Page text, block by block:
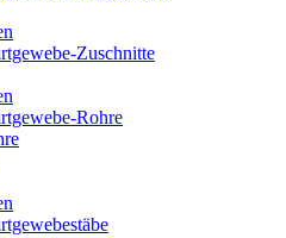
Zuschnitte
Rohre